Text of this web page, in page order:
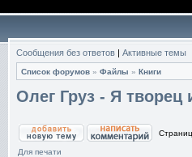
Сообщения без ответов | Активные темы
Список форумов » Файлы » Книги
Олег Груз - Я творец
Для печати